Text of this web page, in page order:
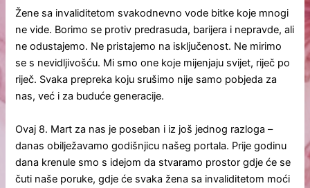
Žene sa invaliditetom svakodnevno vode bitke koje mnogi
ne vide. Borimo se protiv predrasuda, barijera i nepravde, ali
ne odustajemo. Ne pristajemo na isključenost. Ne mirimo
se s nevidljivošću. Mi smo one koje mijenjaju svijet, riječ po
riječ. Svaka prepreka koju srušimo nije samo pobjeda za
nas, već i za buduće generacije.
Ovaj 8. Mart za nas je poseban i iz još jednog razloga –
danas obilježavamo godišnjicu našeg portala. Prije godinu
dana krenule smo s idejom da stvaramo prostor gdje će se
čuti naše poruke, gdje će svaka žena sa invaliditetom moći